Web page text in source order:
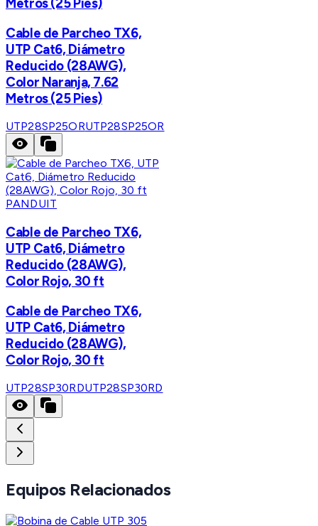
Cable de Parcheo TX6,
UTP Cat6, Diámetro
Reducido (28AWG),
Color Naranja, 7.62
Metros (25 Pies)
UTP28SP25ORUTP28SP25OR
PANDUIT
Cable de Parcheo TX6,
UTP Cat6, Diámetro
Reducido (28AWG),
Color Rojo, 30 ft
Cable de Parcheo TX6,
UTP Cat6, Diámetro
Reducido (28AWG),
Color Rojo, 30 ft
UTP28SP30RDUTP28SP30RD
Equipos Relacionados